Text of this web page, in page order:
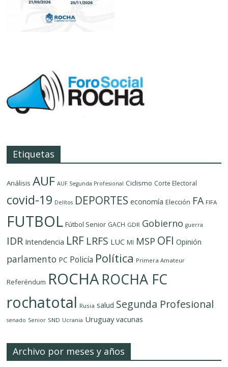
Etiquetas
Análisis AUF AUF Segunda Profesional Ciclismo Corte Electoral
covid-19 Delítos DEPORTES economía Elección FA FIFA
FUTBOL Fútbol Senior GACH GDR Gobierno guerra
IDR Intendencia LRF LRFS LUC MI MSP OFI Opinión
parlamento PC Policía Política Primera Amateur
Referéndum ROCHAROCHA FC
rochatotal Rusia salud Segunda Profesional
senado Senior SND Ucrania Uruguay vacunas
Archivo por meses y años